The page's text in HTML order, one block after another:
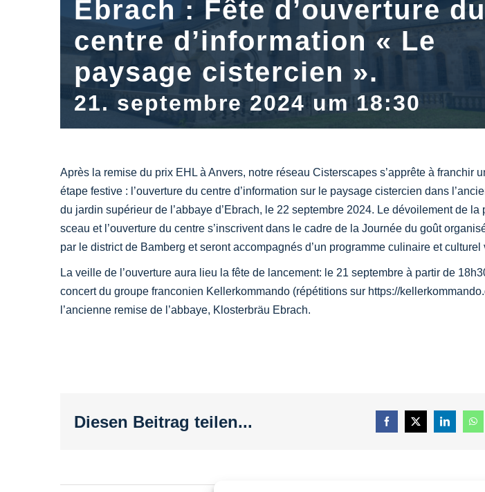
Ebrach : Fête d’ouverture du
centre d’information « Le
paysage cistercien ».
21. septembre 2024 um 18:30
Après la remise du prix EHL à Anvers, notre réseau Cisterscapes s’apprête à franchir
étape festive : l’ouverture du centre d’information sur le paysage cistercien dans
du jardin supérieur de l’abbaye d’Ebrach, le 22 septembre 2024. Le dévoilement de la
sceau et l’ouverture du centre s’inscrivent dans le cadre de la Journée du goût
par le district de Bamberg et seront accompagnés d’un programme culinaire et culturel
La veille de l’ouverture aura lieu la fête de lancement: le 21 septembre à partir de
concert du groupe franconien Kellerkommando (répétitions sur https://
l’ancienne remise de l’abbaye, Klosterbräu Ebrach.
Diesen Beitrag teilen... Facebook
X LinkedIn